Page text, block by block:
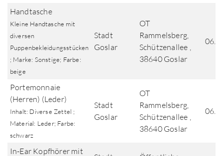
Handtasche
Kleine Handtasche mit
diversen
Puppenbekleidungsstücken
; Marke: Sonstige; Farbe:
beige
Stadt
Goslar
OT
Rammelsberg,
Schützenallee ,
38640 Goslar
Portemonnaie
(Herren) (Leder)
Inhalt: Diverse Zettel ;
Material: Leder; Farbe:
schwarz
Stadt
Goslar
OT
Rammelsberg,
Schützenallee ,
38640 Goslar
In-Ear Kopfhörer mit